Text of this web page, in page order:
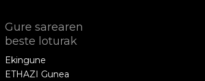
Gure sarearen
beste loturak
Ekingune
ETHAZI Gunea